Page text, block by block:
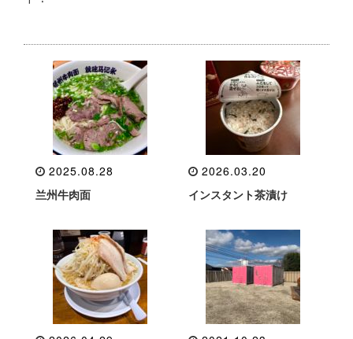
2025.08.28
兰州牛肉面
2026.03.20
インスタント茶漬け